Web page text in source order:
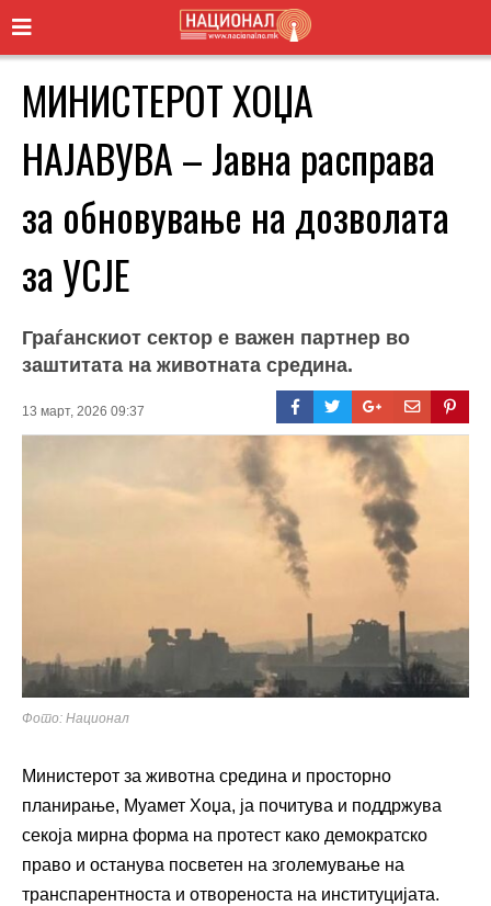
МИНИСТЕРОТ ХОЏА
НАЈАВУВА – Јавна расправа
за обновување на дозволата
за УСЈЕ
Граѓанскиот сектор е важен партнер во
заштитата на животната средина.
13 март, 2026 09:37
Фото: Национал
Министерот за животна средина и просторно
планирање, Муамет Хоџа, ја почитува и поддржува
секоја мирна форма на протест како демократско
право и останува посветен на зголемување на
транспарентноста и отвореноста на институцијата.